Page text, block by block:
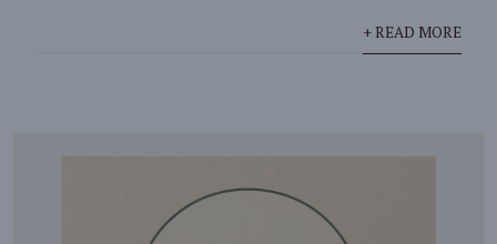
+ READ MORE